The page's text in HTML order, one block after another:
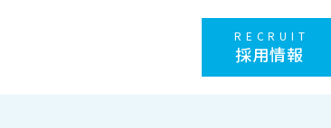
採用情報
RECRUIT